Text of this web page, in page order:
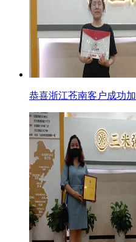
恭喜浙江苍南客户成功加